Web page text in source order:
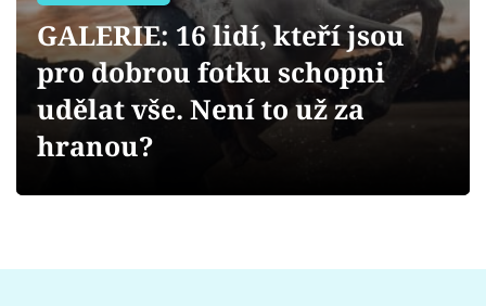
Videa
Sledujte prima+
GALERIE: 16 lidí, kteří jsou
pro dobrou fotku schopni
udělat vše. Není to už za
hranou?